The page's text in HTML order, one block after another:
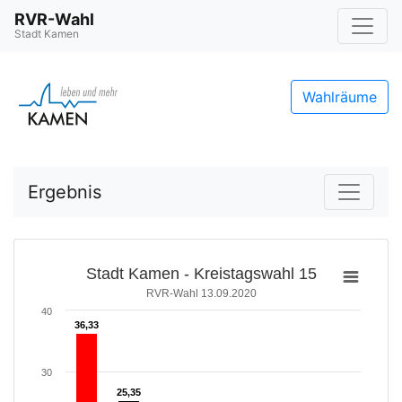
RVR-Wahl
Stadt Kamen
Wahlräume
Ergebnis
Stadt Kamen - Kreistagswahl 15
RVR-Wahl 13.09.2020
36,33
36,33
25,35
25,35
30
40